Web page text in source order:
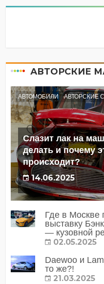
АВТОРСКИЕ
АВТОМОБИЛИ АВТОРСКИЕ
Слазит лак на
делать и почему
происходит?
14.06.2025
Где в Москве
выставку
— кузовной
02.05.2025
Daewoo и
то же?!
21.03.2025